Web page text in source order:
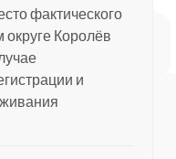
фактического
Королёв
и